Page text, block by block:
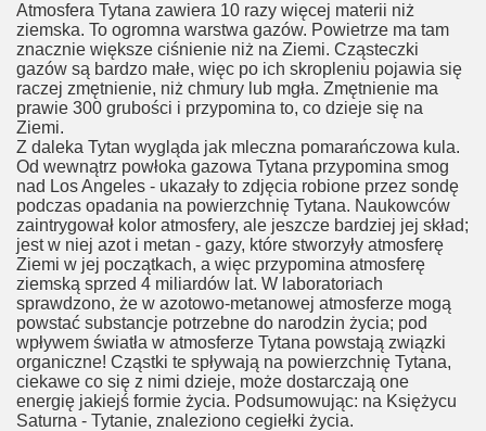
Atmosfera Tytana zawiera 10 razy więcej materii niż
ziemska. To ogromna warstwa gazów. Powietrze ma tam
znacznie większe ciśnienie niż na Ziemi. Cząsteczki
gazów są bardzo małe, więc po ich skropleniu pojawia się
raczej zmętnienie, niż chmury lub mgła. Zmętnienie ma
prawie 300 grubości i przypomina to, co dzieje się na
Ziemi.
Z daleka Tytan wygląda jak mleczna pomarańczowa kula.
Od wewnątrz powłoka gazowa Tytana przypomina smog
nad Los Angeles - ukazały to zdjęcia robione przez sondę
podczas opadania na powierzchnię Tytana. Naukowców
zaintrygował kolor atmosfery, ale jeszcze bardziej jej skład;
jest w niej azot i metan - gazy, które stworzyły atmosferę
Ziemi w jej początkach, a więc przypomina atmosferę
ziemską sprzed 4 miliardów lat. W laboratoriach
sprawdzono, że w azotowo-metanowej atmosferze mogą
powstać substancje potrzebne do narodzin życia; pod
wpływem światła w atmosferze Tytana powstają związki
organiczne! Cząstki te spływają na powierzchnię Tytana,
ciekawe co się z nimi dzieje, może dostarczają one
energię jakiejś formie życia. Podsumowując: na Księżycu
Saturna - Tytanie, znaleziono cegiełki życia.